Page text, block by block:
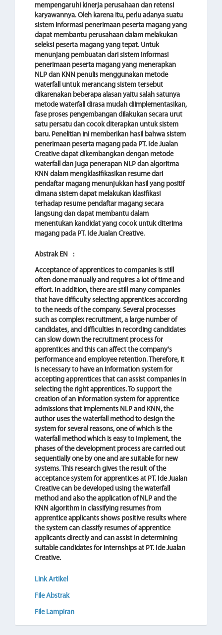
mempengaruhi kinerja perusahaan dan retensi
karyawannya. Oleh karena itu, perlu adanya suatu
sistem informasi penerimaan peserta magang yang
dapat membantu perusahaan dalam melakukan
seleksi peserta magang yang tepat. Untuk
menunjang pembuatan dari sistem informasi
penerimaan peserta magang yang menerapkan
NLP dan KNN penulis menggunakan metode
waterfall untuk merancang sistem tersebut
dikarenakan beberapa alasan yaitu salah satunya
metode waterfall dirasa mudah diimplementasikan,
fase proses pengembangan dilakukan secara urut
satu persatu dan cocok diterapkan untuk sistem
baru. Penelitian ini memberikan hasil bahwa sistem
penerimaan peserta magang pada PT. Ide Jualan
Creative dapat dikembangkan dengan metode
waterfall dan juga penerapan NLP dan algoritma
KNN dalam mengklasifikasikan resume dari
pendaftar magang menunjukkan hasil yang positif
dimana sistem dapat melakukan klasifikasi
terhadap resume pendaftar magang secara
langsung dan dapat membantu dalam
menentukan kandidat yang cocok untuk diterima
magang pada PT. Ide Jualan Creative.
Abstrak EN :
Acceptance of apprentices to companies is still
often done manually and requires a lot of time and
effort. In addition, there are still many companies
that have difficulty selecting apprentices according
to the needs of the company. Several processes
such as complex recruitment, a large number of
candidates, and difficulties in recording candidates
can slow down the recruitment process for
apprentices and this can affect the company's
performance and employee retention. Therefore, it
is necessary to have an information system for
accepting apprentices that can assist companies in
selecting the right apprentices. To support the
creation of an information system for apprentice
admissions that implements NLP and KNN, the
author uses the waterfall method to design the
system for several reasons, one of which is the
waterfall method which is easy to implement, the
phases of the development process are carried out
sequentially one by one and are suitable for new
systems. This research gives the result of the
acceptance system for apprentices at PT. Ide Jualan
Creative can be developed using the waterfall
method and also the application of NLP and the
KNN algorithm in classifying resumes from
apprentice applicants shows positive results where
the system can classify resumes of apprentice
applicants directly and can assist in determining
suitable candidates for internships at PT. Ide Jualan
Creative.
Link Artikel
File Abstrak
File Lampiran